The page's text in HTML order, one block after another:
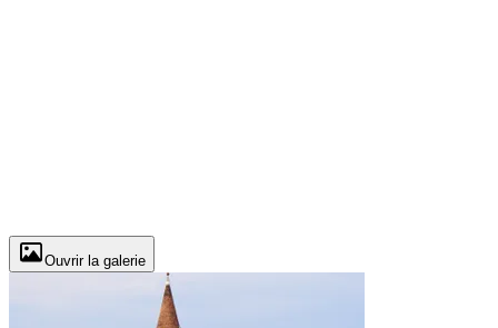
Ouvrir la galerie